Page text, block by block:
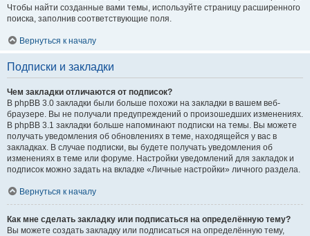
Чтобы найти созданные вами темы, используйте страницу расширенного
поиска, заполнив соответствующие поля.
Вернуться к началу
Подписки и закладки
Чем закладки отличаются от подписок?
В phpBB 3.0 закладки были больше похожи на закладки в вашем веб-
браузере. Вы не получали предупреждений о произошедших изменениях.
В phpBB 3.1 закладки больше напоминают подписки на темы. Вы можете
получать уведомления об обновлениях в теме, находящейся у вас в
закладках. В случае подписки, вы будете получать уведомления об
изменениях в теме или форуме. Настройки уведомлений для закладок и
подписок можно задать на вкладке «Личные настройки» личного раздела.
Вернуться к началу
Как мне сделать закладку или подписаться на определённую тему?
Вы можете создать закладку или подписаться на определённую тему,